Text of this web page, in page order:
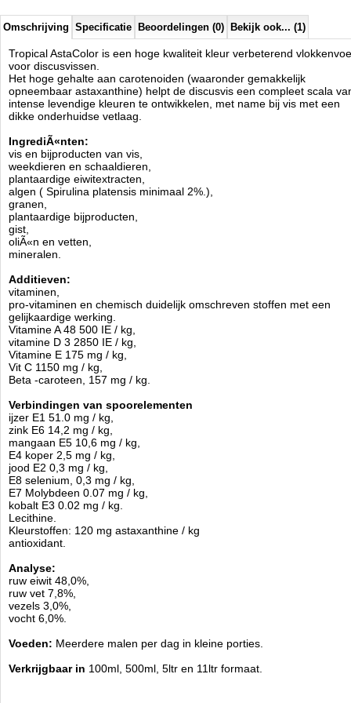
kobalt E3 0.02 mg / kg.
Lecithine.
Kleurstoffen: 120 mg astaxanthine / kg
antioxidant.
Analyse:
ruw eiwit 48,0%,
ruw vet 7,8%,
vezels 3,0%,
Voeden:Meerdere malen per dag in kleine porties.
Verkrijgbaar in100ml, 500ml, 5ltr en 11ltr formaat.
Tropical
Manufactured by:
Model:TRD-026
Product ID:
4.7262 3.97 3.97 Available from:
OrderNew
Omschrijving Specificatie Beoordelingen (0) Bekijk ook... (1)
Tropical AstaColor is een hoge kwaliteit kleur verbeterend
voor discusvissen.
Het hoge gehalte aan carotenoiden (waaronder gemakkelijk
opneembaar astaxanthine) helpt de discusvis een compleet scala
intense levendige kleuren te ontwikkelen, met name bij vis met een
dikke onderhuidse vetlaag.
IngrediÃ«nten:
vis en bijproducten van vis,
weekdieren en schaaldieren,
plantaardige eiwitextracten,
algen ( Spirulina platensis minimaal 2%.),
granen,
plantaardige bijproducten,
gist,
oliÃ«n en vetten,
mineralen.
Additieven:
vitaminen,
pro-vitaminen en chemisch duidelijk omschreven stoffen met een
gelijkaardige werking.
Vitamine A 48 500 IE / kg,
vitamine D 3 2850 IE / kg,
Vitamine E 175 mg / kg,
Vit C 1150 mg / kg,
Beta -caroteen, 157 mg / kg.
Verbindingen van spoorelementen
ijzer E1 51.0 mg / kg,
zink E6 14,2 mg / kg,
mangaan E5 10,6 mg / kg,
E4 koper 2,5 mg / kg,
jood E2 0,3 mg / kg,
E8 selenium, 0,3 mg / kg,
E7 Molybdeen 0.07 mg / kg,
kobalt E3 0.02 mg / kg.
Lecithine.
Kleurstoffen: 120 mg astaxanthine / kg
antioxidant.
Analyse:
ruw eiwit 48,0%,
ruw vet 7,8%,
vezels 3,0%,
vocht 6,0%.
Voeden: Meerdere malen per dag in kleine porties.
Verkrijgbaar in 100ml, 500ml, 5ltr en 11ltr formaat.